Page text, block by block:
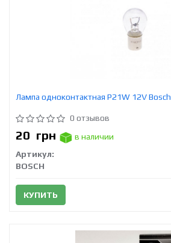
Лампа одноконтактная P21W 12V Bosch
0 отзывов
20 грн
в наличии
Артикул:
BOSCH
КУПИТЬ